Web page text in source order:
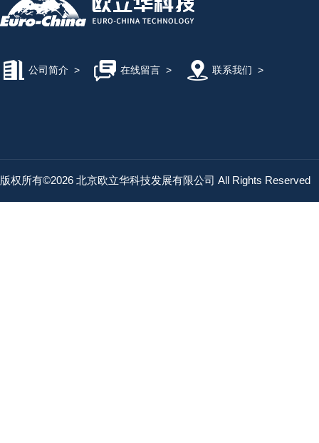
公司简介 > 在线留言> 联系我们 >
版权所有©2026 北京欧立华科技发展有限公司 All Rights Reserved